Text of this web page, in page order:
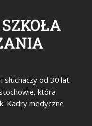
słuchaczy od 30 lat.
która
Kadry medyczne